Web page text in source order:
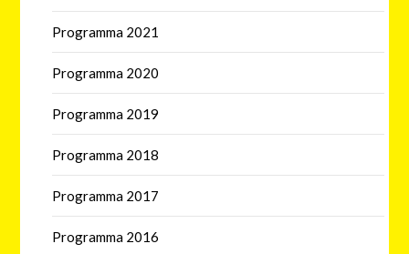
Programma 2021
Programma 2020
Programma 2019
Programma 2018
Programma 2017
Programma 2016